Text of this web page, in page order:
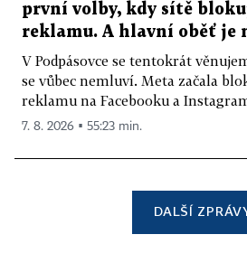
první volby, kdy sítě
reklamu. A hlavní oběť je
V Podpásovce se tentokrát
se vůbec nemluví. Meta začala
reklamu na Facebooku a
7. 8. 2026 ▪ 55:23 min.
DALŠÍ